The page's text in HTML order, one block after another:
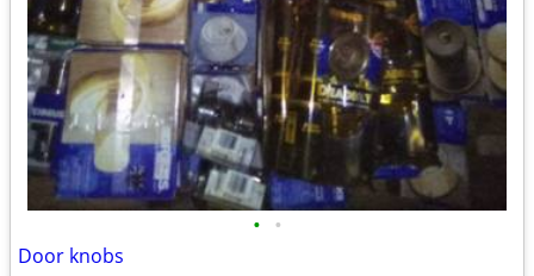
• •
Door knobs